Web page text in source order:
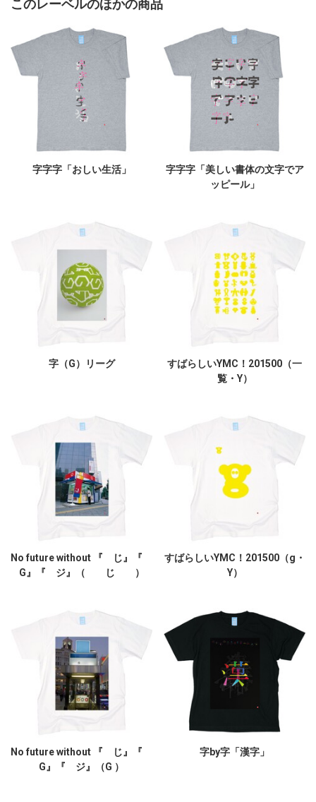
このレーベルのほかの商品
字字字「おしい生活」
字字字「美しい書体の文字でア
ッピール」
字（G）リーグ
すばらしいYMC！201500（一
覧・Y）
No future without 『 じ』『
G』『 ジ』（ じ ）
すばらしいYMC！201500（g・
Y）
No future without 『 じ』『
G』『 ジ』（G ）
字by字「漢字」